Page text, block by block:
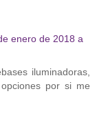
enero de 2018 a
iluminadoras,
por si me